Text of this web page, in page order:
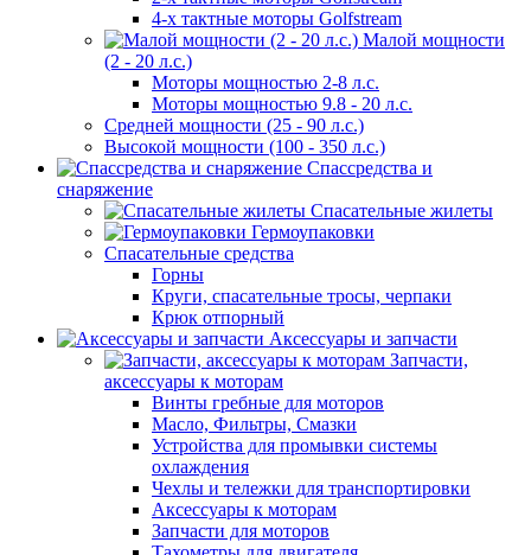
4-х тактные моторы Golfstream
Малой мощности
(2 - 20 л.с.)
Моторы мощностью 2-8 л.с.
Моторы мощностью 9.8 - 20 л.с.
Средней мощности (25 - 90 л.с.)
Высокой мощности (100 - 350 л.с.)
Спассредства и
снаряжение
Спасательные жилеты
Гермоупаковки
Спасательные средства
Горны
Круги, спасательные тросы, черпаки
Крюк отпорный
Аксессуары и запчасти
Запчасти,
аксессуары к моторам
Винты гребные для моторов
Масло, Фильтры, Смазки
Устройства для промывки системы
охлаждения
Чехлы и тележки для транспортировки
Аксессуары к моторам
Запчасти для моторов